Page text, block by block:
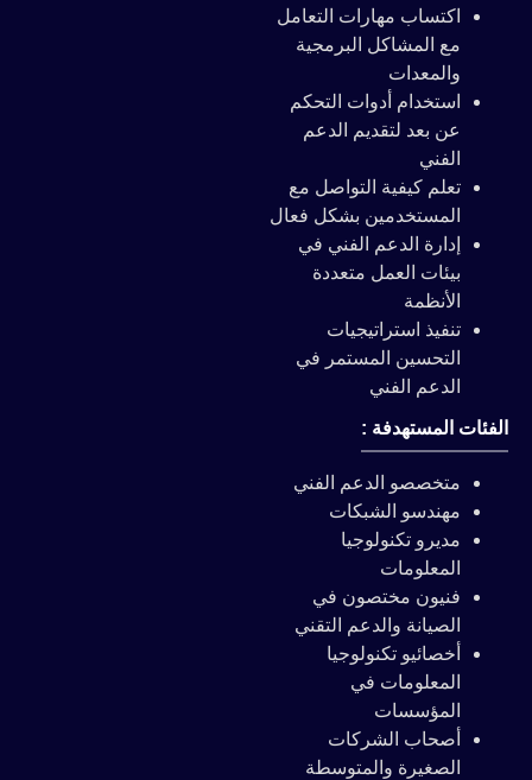
اكتساب مهارات التعامل
مع المشاكل البرمجية
والمعدات
استخدام أدوات التحكم
عن بعد لتقديم الدعم
الفني
تعلم كيفية التواصل مع
المستخدمين بشكل فعال
إدارة الدعم الفني في
بيئات العمل متعددة
الأنظمة
تنفيذ استراتيجيات
التحسين المستمر في
الدعم الفني
الفئات المستهدفة :
متخصصو الدعم الفني
مهندسو الشبكات
مديرو تكنولوجيا
المعلومات
فنيون مختصون في
الصيانة والدعم التقني
أخصائيو تكنولوجيا
المعلومات في
المؤسسات
أصحاب الشركات
الصغيرة والمتوسطة